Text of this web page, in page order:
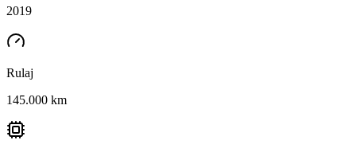
2019
Rulaj
145.000 km